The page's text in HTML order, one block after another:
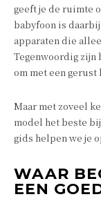
geeft je de ruimte
babyfoon is
apparaten die
Tegenwoordig zijn
om met een
Maar met zoveel
model het beste bij
gids helpen we je
WAAR
EEN